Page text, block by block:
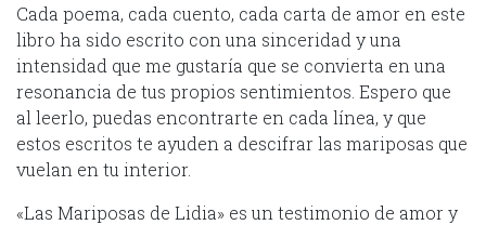
Cada poema, cada cuento, cada carta de amor en este
libro ha sido escrito con una sinceridad y una
intensidad que me gustaría que se convierta en una
resonancia de tus propios sentimientos. Espero que
al leerlo, puedas encontrarte en cada línea, y que
estos escritos te ayuden a descifrar las mariposas que
vuelan en tu interior.
«Las Mariposas de Lidia» es un testimonio de amor y